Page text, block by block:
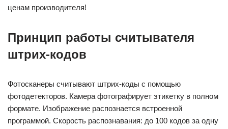
ценам производителя!
Принцип работы считывателя
штрих-кодов
Фотосканеры считывают штрих-коды с помощью
фотодетекторов. Камера фотографирует этикетку в полном
формате. Изображение распознается встроенной
программой. Скорость распознавания: до 100 кодов за одну